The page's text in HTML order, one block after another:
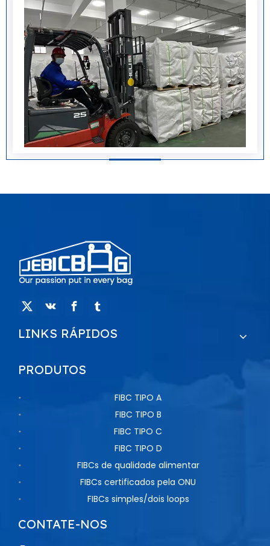
LINKS RÁPIDOS
PRODUTOS
FIBC TIPO A
FIBC TIPO B
FIBC TIPO C
FIBC TIPO D
FIBCs de qualidade alimentar
FIBCs certificados pela ONU
FIBCs simples/dois loops
CONTATE-NOS